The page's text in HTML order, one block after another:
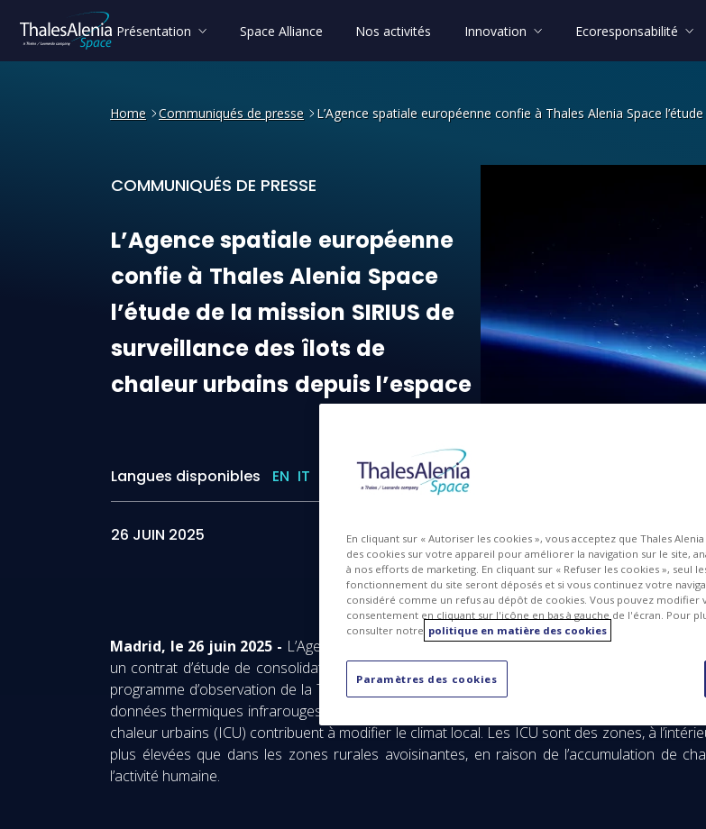
Présentation Space Alliance Nos activités Innovation Ecoresponsabilité
Home Communiqués de presse L’Agence spatiale européenne confie à Thales Alenia Space
COMMUNIQUÉS DE PRESSE
L’Agence spatiale européenne confie à Thales Alenia
L’Agencespatiale européenne
confie à ThalesAlenia Space
l’étude de la mission SIRIUS de
surveillance des îlots de
chaleur urbains depuis l’espace
Langues disponibles EN IT IMG PDF
26 JUIN 2025
Madrid, le 26 juin 2025 - L’Agence spatiale européenne (ESA) a confié à Thales Alenia
un contrat d’étude de consolidation de la mission SIRIUS (Space Based Infra-Red
programme d’observation de la Terre FutureEO de l’ESA. La mission SIRIUS vise à
données thermiques infrarouges (TIR), qui permettent de mesurer la température d’objets
chaleur urbains (ICU) contribuent à modifier le climat local. Les ICU sont des zones, à
plus élevées que dans les zones rurales avoisinantes, en raison de l’accumulation de
l’activité humaine.
En cliquant sur « Autoriser les cookies », vous acceptez que Thales
des cookies sur votre appareil pour améliorer la navigation sur le site,
à nos efforts de marketing. En cliquant sur « Refuser les cookies », seul
fonctionnement du site seront déposés et si vous continuez votre
considéré comme un refus au dépôt de cookies. Vous pouvez
consentement en cliquant sur l'icône en bas à gauche de l'écran. Pour
consulter notre politique en matière des cookies
Paramètres des cookies